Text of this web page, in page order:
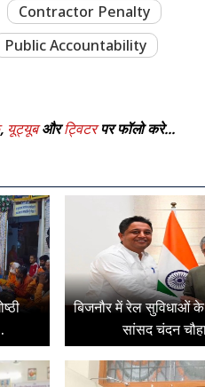
Contractor Penalty
Public Accountability
, यूट्यूबऔरट्विटरपर फॉलो करे...
बिजनौर में रेल सुविधाओं के
सांसद चंदन